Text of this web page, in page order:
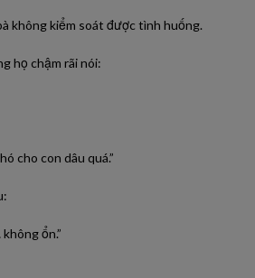
không kiểm soát được tình huống.
họ chậm rãi nói:
cho con dâu quá.”
ổn.”